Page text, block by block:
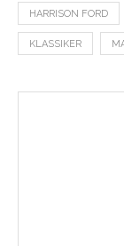
HARRISON FORD
KLASSIKER